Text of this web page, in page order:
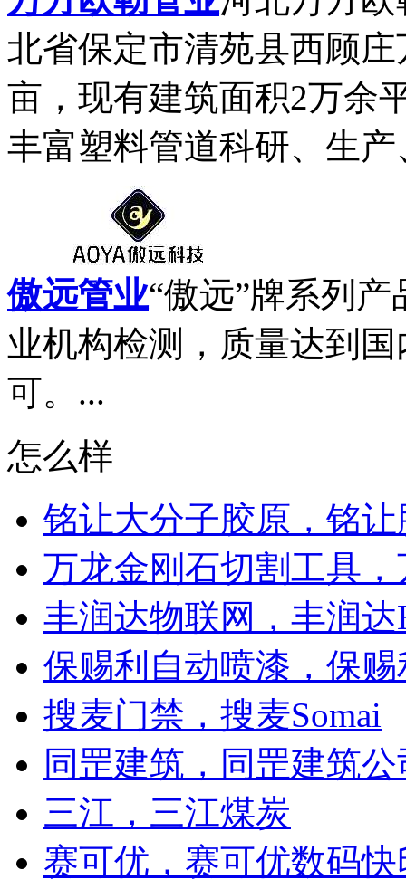
北省保定市清苑县西顾
亩，现有建筑面积2万余
丰富塑料管道科研、生
傲远管业“傲远”牌系列
业机构检测，质量达到
可。...
怎么样
铭让大分子胶原，铭
万龙金刚石切割工具
丰润达物联网，丰润达
保赐利自动喷漆，保
搜麦门禁，搜麦Somai
同罡建筑，同罡建筑公
三江，三江煤炭
赛可优，赛可优数码快